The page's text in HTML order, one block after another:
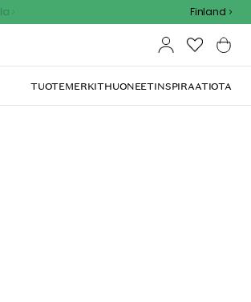
Finland
TUOTEMERKITHUONEETINSPIRAATIOTA